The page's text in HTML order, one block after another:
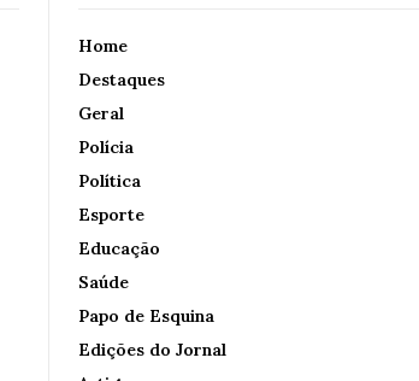
Home
Destaques
Geral
Polícia
Política
Esporte
Educação
Saúde
Papo de Esquina
Edições do Jornal